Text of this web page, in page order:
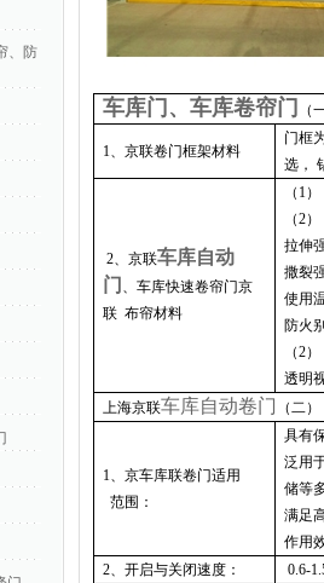
、防
车库门 、车库卷帘门 （
1、京联卷门框架材料
门框
选，
2、京联车库自动
门 、车库快速卷帘门京
联 布帘材料
（1）
（2）
拉伸
撒裂
使用
防火
（2
透明
上海京联车库自动卷门 （二
1、京车库联卷门适用
范围：
具有
泛用
储等
满足
作用
2、开启与关闭速度： 0.6-